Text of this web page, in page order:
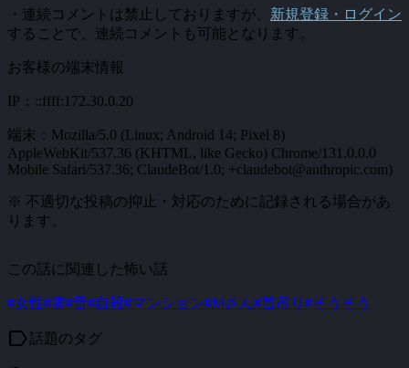
・連続コメントは禁止しておりますが、 新規登録・ログイン
することで、連続コメントも可能となります。
お客様の端末情報
IP：::ffff:172.30.0.20
端末：Mozilla/5.0 (Linux; Android 14; Pixel 8)
AppleWebKit/537.36 (KHTML, like Gecko) Chrome/131.0.0.0
Mobile Safari/537.36; ClaudeBot/1.0; +claudebot@anthropic.com)
※ 不適切な投稿の抑止・対応のために記録される場合があ
ります。
この話に関連した怖い話
#女性#霊#音#自殺#マンション#Mさん#首吊り #そうそう
label話題のタグ